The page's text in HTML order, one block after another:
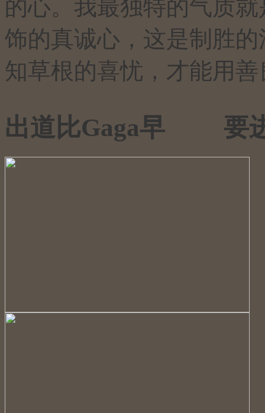
的心。我最独特的气质
饰的真诚心，这是制胜
知草根的喜忧，才能用
出道比Gaga早 要